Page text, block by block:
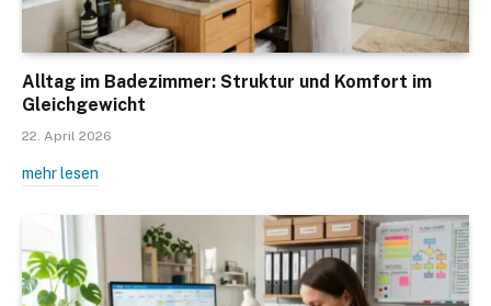
Alltag im Badezimmer: Struktur und Komfort im
Gleichgewicht
22. April 2026
mehr lesen